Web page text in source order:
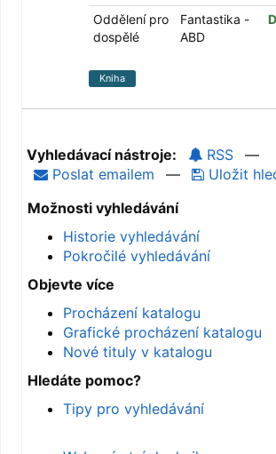
Oddělení pro
dospělé
Fantastika -
ABD
Kniha
Vyhledávací nástroje: RSS
—
Poslat emailem
—
Uložit
Možnosti vyhledávání
Historie vyhledávání
Pokročilé vyhledávání
Objevte více
Procházení katalogu
Grafické procházení katalogu
Nové tituly v katalogu
Hledáte pomoc?
Tipy pro vyhledávání